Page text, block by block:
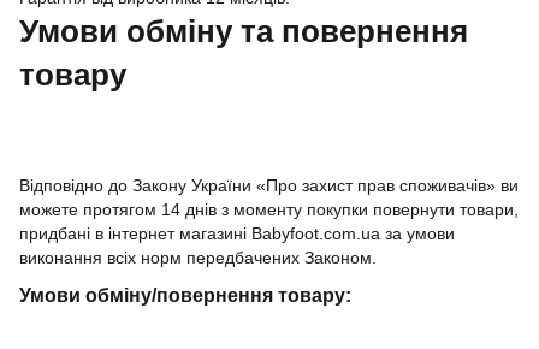
Умови обміну та повернення
товару
Відповідно до Закону України «Про захист прав споживачів» ви
можете протягом 14 днів з моменту покупки повернути товари,
придбані в інтернет магазині Babyfoot.com.ua за умови
виконання всіх норм передбачених Законом.
Умови обміну/повернення товару: